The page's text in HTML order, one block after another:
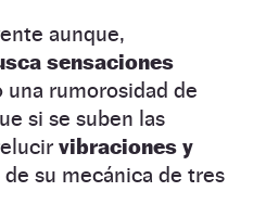
aunque,
sensaciones
una rumorosidad de
si se suben las
vibraciones y
de su mecánica de tres